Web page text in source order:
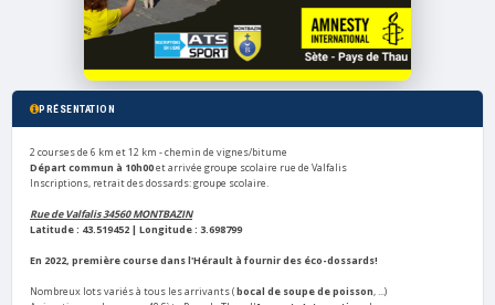
PRÉSENTATION
2 courses de 6 km et 12 km - chemin de vignes/bitume
Départ commun à 10h00et arrivée groupe scolaire rue de Valfalis
Inscriptions, retrait des dossards: groupe scolaire.
Rue de Valfalis 34560 MONTBAZIN
Latitude : 43.519452 | Longitude : 3.698799
En 2022, première course dans l'Hérault à fournir des éco-dossards!
Nombreux lots variés à tous les arrivants (bocal de soupe de poisson, ...)